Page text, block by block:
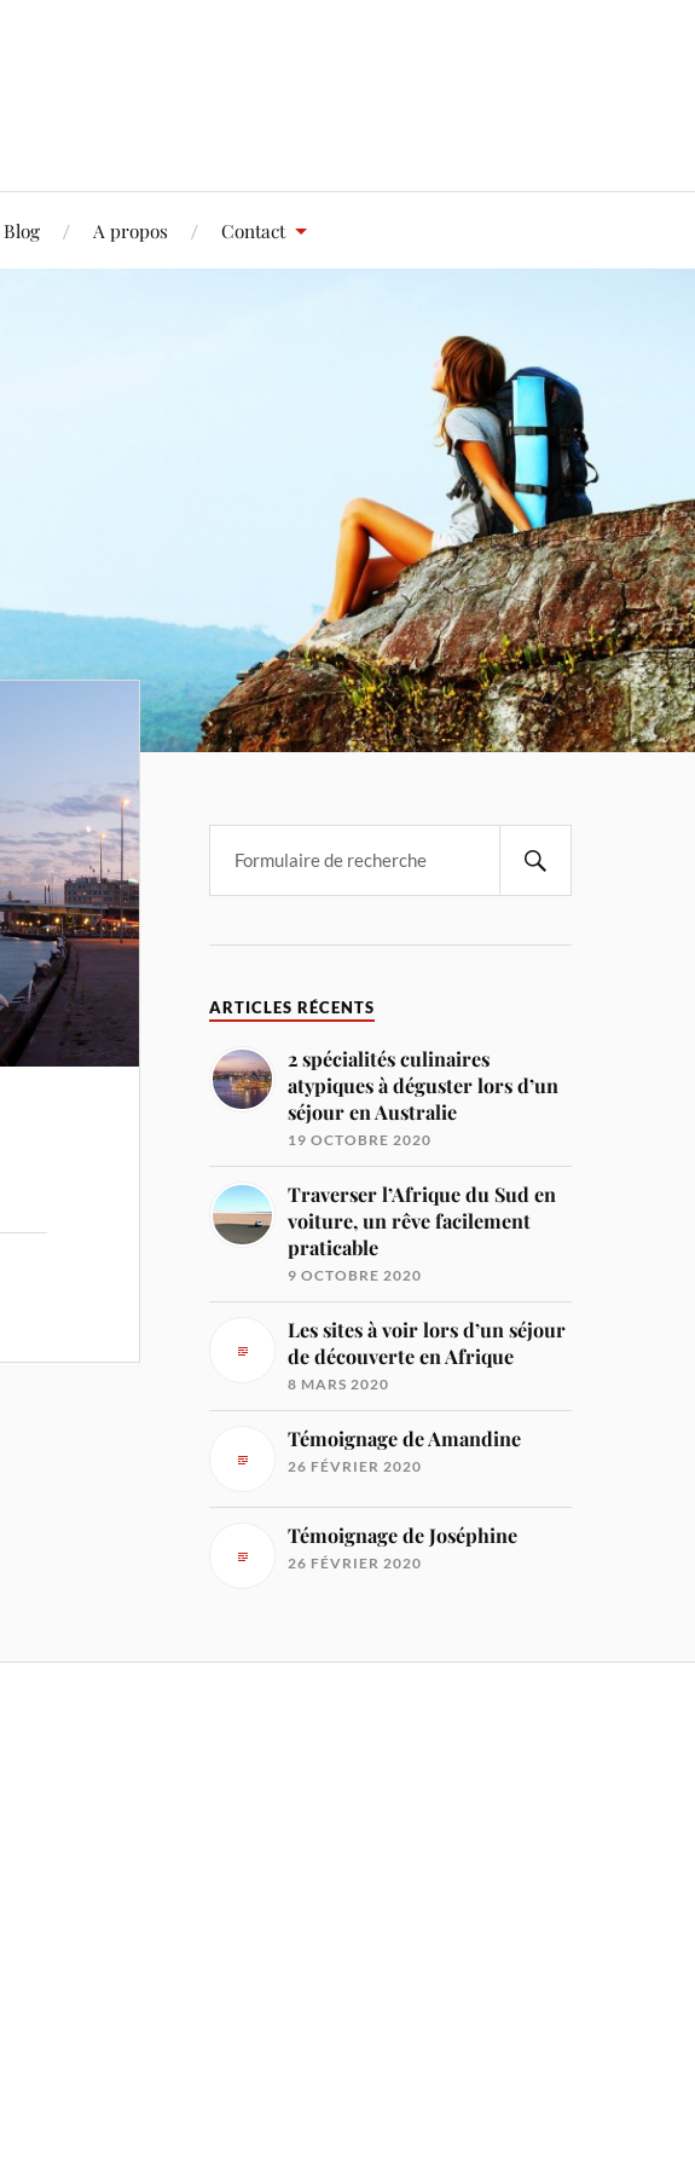
Blog A propos Contact
ARTICLES RÉCENTS
2 spécialités culinaires
atypiques à déguster lors d’un
séjour en Australie
19 OCTOBRE 2020
Traverser l’Afrique du Sud en
voiture, un rêve facilement
praticable
9 OCTOBRE 2020
Les sites à voir lors d’un séjour
de découverte en Afrique
8 MARS 2020
Témoignage de Amandine
26 FÉVRIER 2020
Témoignage de Joséphine
26 FÉVRIER 2020